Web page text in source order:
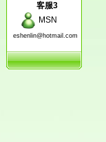
客服3
MSN
eshenlin@hotmail.com